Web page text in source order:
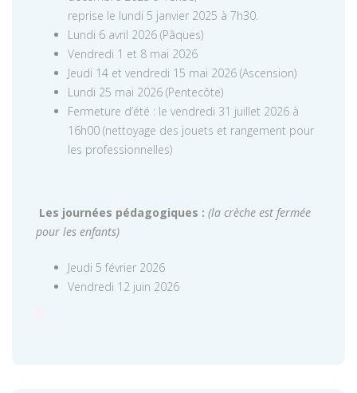
reprise le lundi 5 janvier 2025 à 7h30.
Lundi 6 avril 2026 (Pâques)
Vendredi 1 et 8 mai 2026
Jeudi 14 et vendredi 15 mai 2026 (Ascension)
Lundi 25 mai 2026 (Pentecôte)
Fermeture d’été : le vendredi 31 juillet 2026 à
16h00 (nettoyage des jouets et rangement pour
les professionnelles)
Les journées pédagogiques : (la crèche est fermée
pour les enfants)
Jeudi 5 février 2026
Vendredi 12 juin 2026